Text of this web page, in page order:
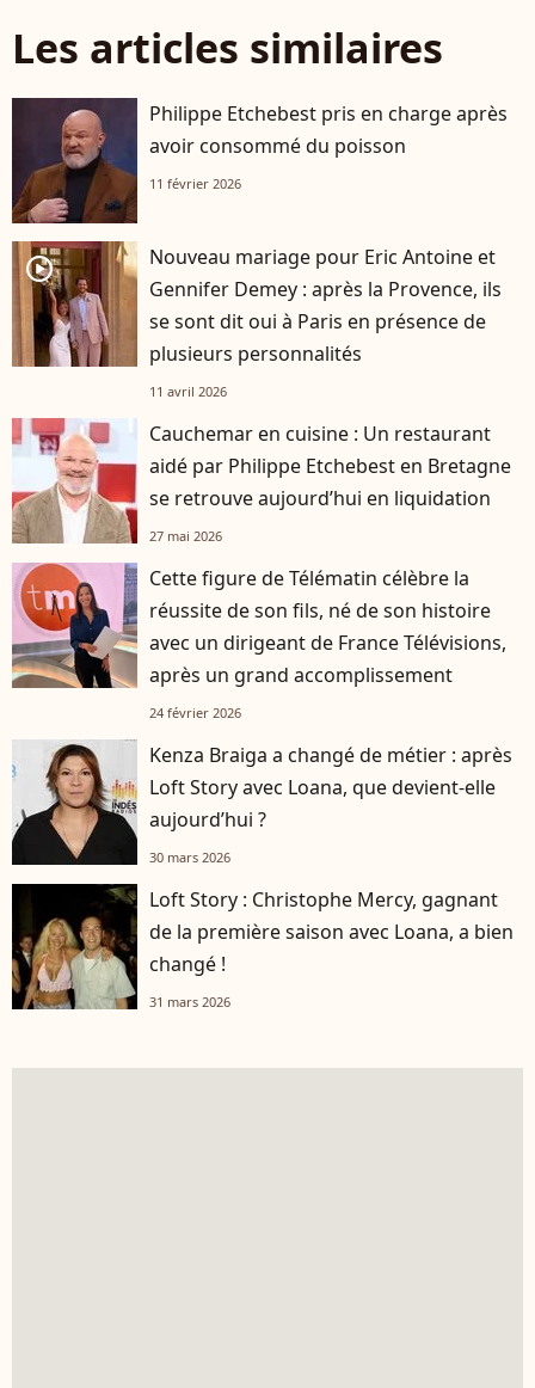
Les articles similaires
Philippe Etchebest pris en charge après
avoir consommé du poisson
11 février 2026
player2
Nouveau mariage pour Eric Antoine et
Gennifer Demey : après la Provence, ils
se sont dit oui à Paris en présence de
plusieurs personnalités
11 avril 2026
Cauchemar en cuisine : Un restaurant
aidé par Philippe Etchebest en Bretagne
se retrouve aujourd’hui en liquidation
27 mai 2026
Cette figure de Télématin célèbre la
réussite de son fils, né de son histoire
avec un dirigeant de France Télévisions,
après un grand accomplissement
24 février 2026
Kenza Braiga a changé de métier : après
Loft Story avec Loana, que devient-elle
aujourd’hui ?
30 mars 2026
Loft Story : Christophe Mercy, gagnant
de la première saison avec Loana, a bien
changé !
31 mars 2026